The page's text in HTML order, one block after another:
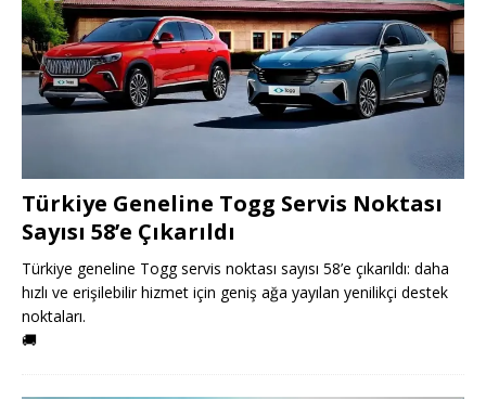
Türkiye Geneline Togg Servis Noktası
Sayısı 58’e Çıkarıldı
Türkiye geneline Togg servis noktası sayısı 58’e çıkarıldı: daha
hızlı ve erişilebilir hizmet için geniş ağa yayılan yenilikçi destek
noktaları.
🚚